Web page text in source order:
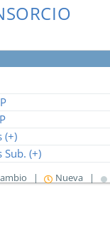
(+)
Sub. (+)
| Nueva |